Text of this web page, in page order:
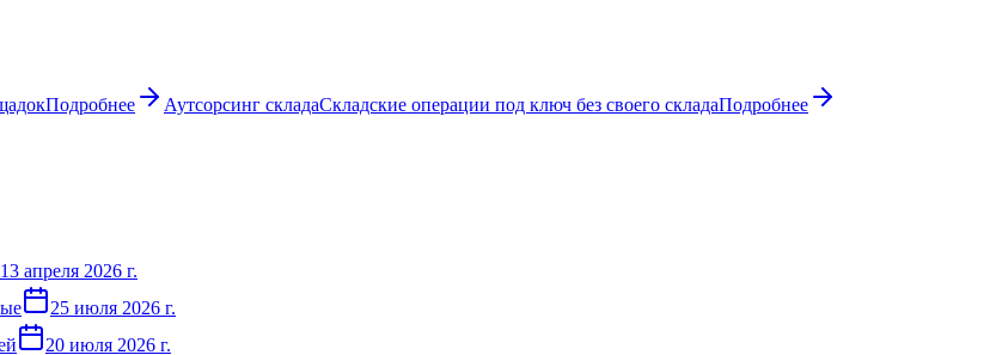
Подробнее Аутсорсинг складаСкладские операции под ключ без своего складаПодробнее
13 апреля 2026 г.
25 июля 2026 г.
20 июля 2026 г.